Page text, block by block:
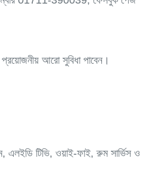
আরো সুবিধা পাবেন।
টিভি, ওয়াই-ফাই, রুম সার্ভিস ও